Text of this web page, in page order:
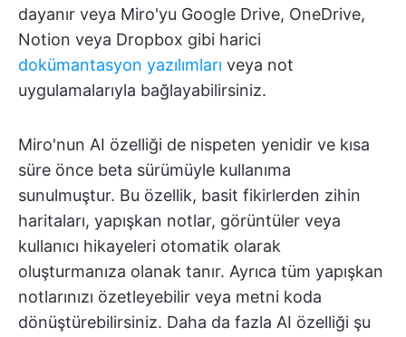
dayanır veya Miro'yu Google Drive, OneDrive,
Notion veya Dropbox gibi harici
dokümantasyon yazılımları veya not
uygulamalarıyla bağlayabilirsiniz.
Miro'nun AI özelliği de nispeten yenidir ve kısa
süre önce beta sürümüyle kullanıma
sunulmuştur. Bu özellik, basit fikirlerden zihin
haritaları, yapışkan notlar, görüntüler veya
kullanıcı hikayeleri otomatik olarak
oluşturmanıza olanak tanır. Ayrıca tüm yapışkan
notlarınızı özetleyebilir veya metni koda
dönüştürebilirsiniz. Daha da fazla AI özelliği şu